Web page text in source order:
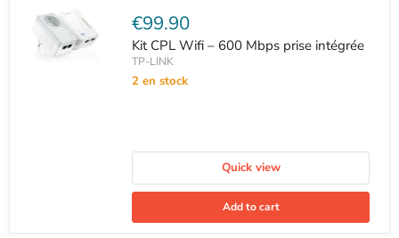
Current
price
€99.90
Kit CPL Wifi – 600 Mbps prise intégrée
TP-LINK
2 en stock
Quick view
Add to cart